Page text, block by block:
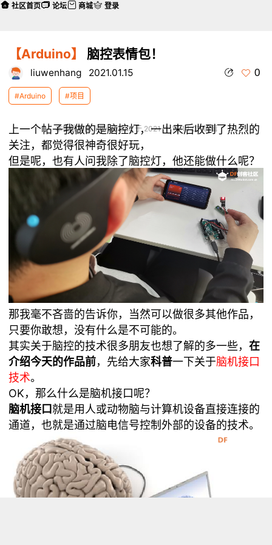
【Arduino】 脑控表情包！
liuwenhang 2021.01.15 0
#Arduino #项目
本帖最后由 liuwenhang 于 2021-1-15 14:07 编辑
上一个帖子我做的是脑控灯，一出来后收到了热烈的
关注，都觉得很神奇很好玩，
但是呢，也有人问我除了脑控灯，他还能做什么呢？
那我毫不吝啬的告诉你，当然可以做很多其他作品，
只要你敢想，没有什么是不可能的。
其实关于脑控的技术很多朋友也想了解的多一些，在
介绍今天的作品前，先给大家科普一下关于脑机接口
技术。
OK，那么什么是脑机接口呢？
脑机接口就是用人或动物脑与计算机设备直接连接的
通道，也就是通过脑电信号控制外部的设备的技术。
社区首页 论坛 商城 登录